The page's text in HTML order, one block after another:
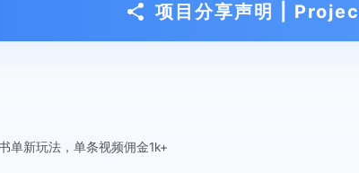
项目分享声明 |
单新玩法，单条视频佣金1k+